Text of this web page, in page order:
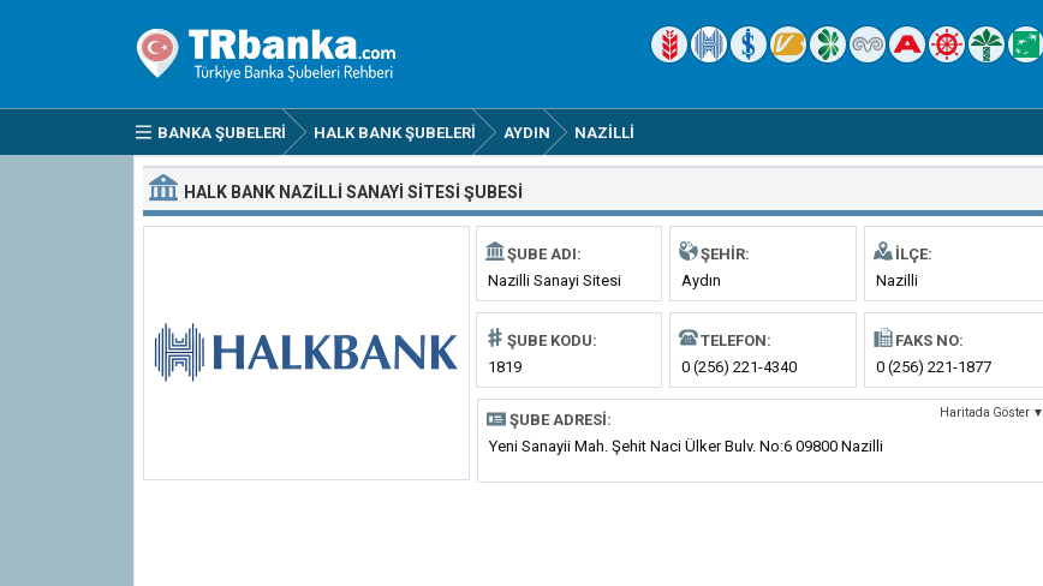
BANKA ŞUBELERI HALK BANK ŞUBELERI AYDIN NAZILLI
HALK BANK NAZILLI SANAYI SITESI ŞUBESI
ŞUBE ADI:
Nazilli Sanayi Sitesi
ŞEHIR:
Aydın
İLÇE:
Nazilli
ŞUBE KODU:
1819
TELEFON:
0 (256) 221-4340
FAKS NO:
0 (256) 221-1877
ŞUBE ADRESI: Haritada Göster ▼
Yeni Sanayii Mah. Şehit Naci Ülker Bulv. No:6 09800 Nazilli